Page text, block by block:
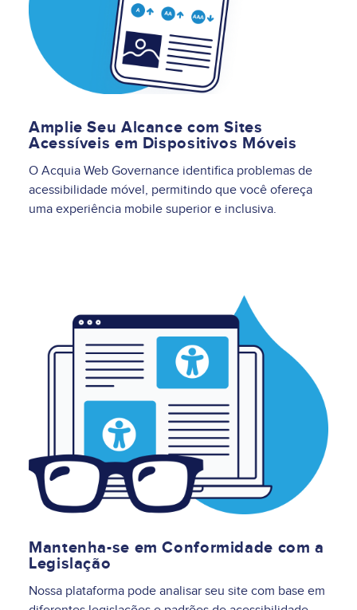
Amplie Seu Alcance com Sites
Acessíveis em Dispositivos Móveis
O Acquia Web Governance identifica problemas de
acessibilidade móvel, permitindo que você ofereça
uma experiência mobile superior e inclusiva.
Mantenha-se em Conformidade com a
Legislação
Nossa plataforma pode analisar seu site com base em